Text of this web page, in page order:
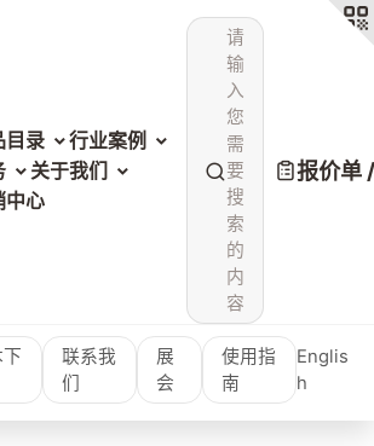
目录
行业案例
关于我们
中心
请
输
入
您
需
要
搜
索
的
内
容
报价单
联系我
们
展
会
使用指
南
Englis
h